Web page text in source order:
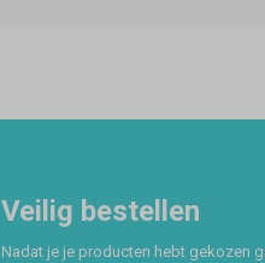
Veilig bestellen
Nadat je je producten hebt gekozen